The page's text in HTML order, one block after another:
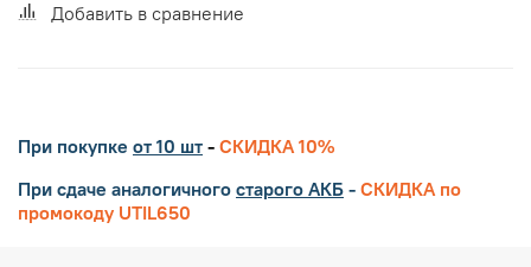
Добавить в сравнение
При покупке от 10 шт - СКИДКА 10%
При сдаче аналогичного старого АКБ - СКИДКА по
промокоду UTIL650